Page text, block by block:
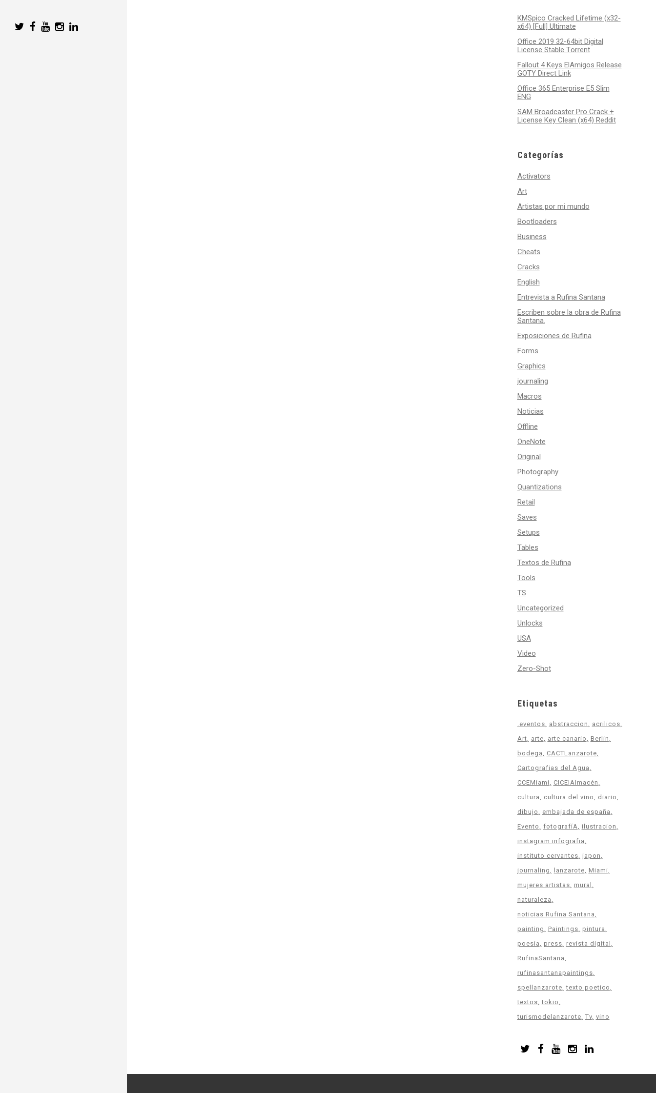
KMSpico Cracked Lifetime (x32-
x64) [Full] Ultimate
Office 2019 32-64bit Digital
License Stable Tоrrеnt
Fallout 4 Keys ElAmigos Release
GOTY Direct Link
Office 365 Enterprise E5 Slim
ENG
SAM Broadcaster Pro Crack +
License Key Clean (x64) Reddit
Categorías
Activators
Art
Artistas por mi mundo
Bootloaders
Business
Cheats
Cracks
English
Entrevista a Rufina Santana
Escriben sobre la obra de Rufina
Santana.
Exposiciones de Rufina
Forms
Graphics
journaling
Macros
Noticias
Offline
OneNote
Original
Photography
Quantizations
Retail
Saves
Setups
Tables
Textos de Rufina
Tools
TS
Uncategorized
Unlocks
USA
Video
Zero-Shot
Etiquetas
.eventos abstraccion
acrilicos
Art
arte arte canario
Berlin
bodega
CACTLanzarote
Cartografias del Agua
CCEMiami
CICElAlmacén
cultura
cultura del vino
diario
dibujo
embajada de españa
Evento
fotografíA ilustracion
instagram infografia
instituto cervantes japon
journaling
lanzarote Miami
mujeres artistas mural
naturaleza
noticias Rufina Santana
painting
Paintings pintura
poesia
press revista digital
RufinaSantana
rufinasantanapaintings
spellanzarote texto poetico
textos tokio
turismodelanzarote Tv vino